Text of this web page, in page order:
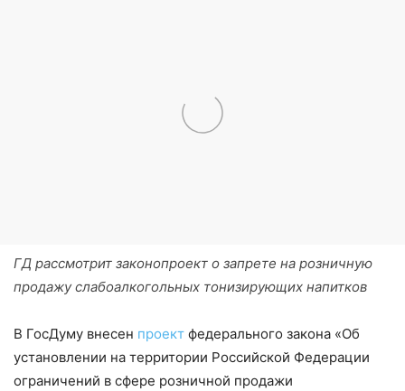
ГД рассмотрит законопроект о запрете на розничную
продажу слабоалкогольных тонизирующих напитков
В ГосДуму внесен проект федерального закона «Об
установлении на территории Российской Федерации
ограничений в сфере розничной продажи